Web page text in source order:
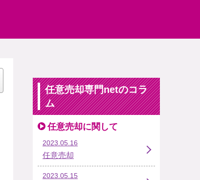
任意売却専門netのコラ
ム
任意売却に関して
2023.05.16
任意売却
2023.05.15